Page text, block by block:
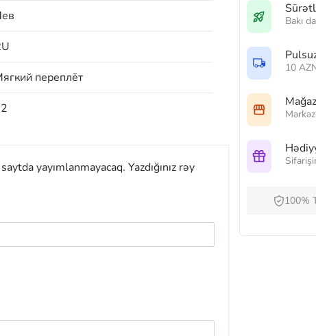
переплёт
yayımlanmayacaq. Yazdığınız rəy
Bakı
10
100%